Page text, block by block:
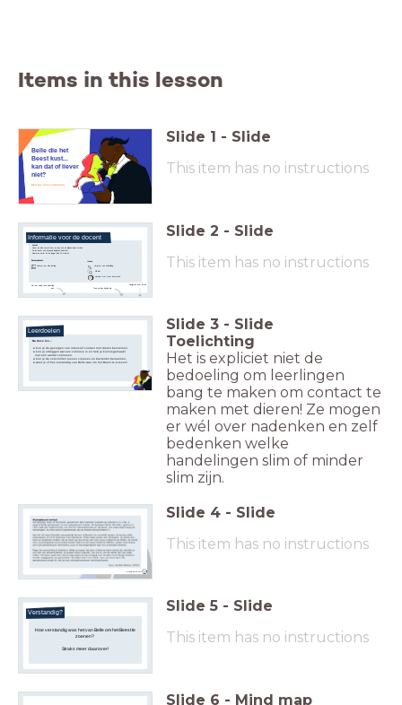
Items in this lesson
Belle die het
Beest kust...
kan dat of liever
niet?
Een les over zoönosen
Slide 1 - Slide
This item has no instructions
Informatie voor de docent
Benodigdheden Iconen
Zet het vinkje 'toon bij leerling'
aan
Toon notities bij elke dia
Navigeren door de les
Vergroot een afbeelding
Klik hier
Hotspot met meer informatie
Laptop voor elke leerling
Vooraf
Neem de dia's vooraf door en lees ook de bijbehorende notities.
De les bevat een optionele 'dagboek'-opdracht.
Daarmee wordt de les langer dan 30 minuten.
Slide 2 - Slide
This item has no instructions
Leerdoelen
Na deze les...
kun je de gevolgen van intensief contact met dieren benoemen.
kun je uitleggen wat een zoönose is en heb je kennisgemaakt
met een aantal zoönosen.
kun je de verschillen tussen virussen en bacteriën benoemen.
weet je of het verstandig van Belle was om het Beest te kussen!
Slide 3 - Slide
Toelichting
Het is expliciet niet de
bedoeling om leerlingen
bang te maken om contact te
maken met dieren! Ze mogen
er wél over nadenken en zelf
bedenken welke
handelingen slim of minder
slim zijn.
Belle en het Beest
Belle is een slim en nieuwsgierig meisje dat in een klein dorp woont. Ze houdt van lezen en droomt van avonturen. Op een dag raakt
haar vader verdwaald in het bos en komt terecht in een betoverd kasteel waar hij gevangen wordt genomen door een
In het kasteel ontdekt Belle dat het Beest en alle bedienden onder een vloek zitten. Het Beest was ooit een egoïstische prins en is
veranderd in een monster. Alleen ware liefde kan de vloek verbreken. In het begin vindt Belle het Beest eng, maar langzaam leren
ze elkaar beter kennen en ontstaat er een bijzondere vriendschap.
ze van het Beest houdt, waardoor de vloek wordt verbroken en het Beest weer in een prins verandert. Ze leven nog lang en
gelukkig..
Waargebeurd?
Slide 4 - Slide
This item has no instructions
Verstandig?
Hoe verstandig was het van Belle om het Beest te
zoenen?
Straks meer daarover!
Slide 5 - Slide
This item has no instructions
Slide 6 - Mind map